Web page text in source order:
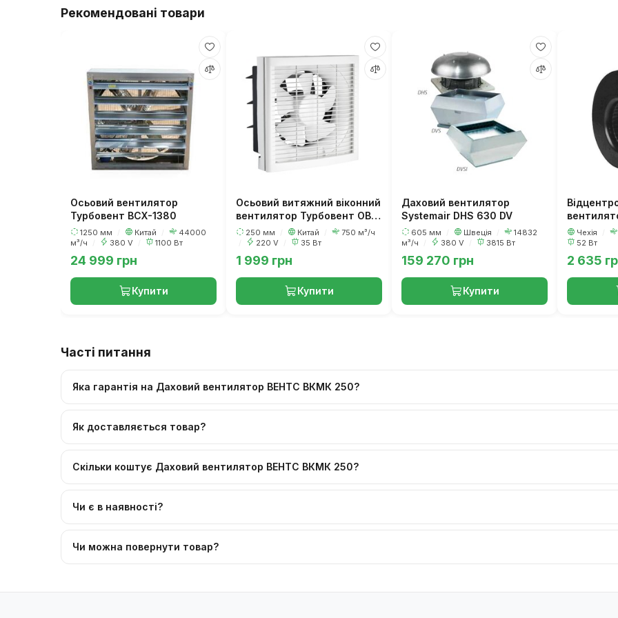
Рекомендовані товари
Осьовий вентилятор
Турбовент ВСХ-1380
1250 мм Китай
44000
м³/ч
380 V 1100 Вт
24 999 грн
Купити
Осьовий витяжний віконний
вентилятор Турбовент ОВВ
250250 мм Китай
750 м³/ч
220 V 35 Вт
1 999 грн
Купити
Даховий вентилятор
Systemair DHS 630 DV
605 мм Швеція
14832
м³/ч
380 V 3815 Вт
159 270 грн
Купити
120/60
Чехія
52 Вт
2 635
Часті питання
Яка гарантія на Даховий вентилятор ВЕНТС ВКМК 250?
Як доставляється товар?
Скільки коштує Даховий вентилятор ВЕНТС ВКМК 250?
Чи є в наявності?
Чи можна повернути товар?